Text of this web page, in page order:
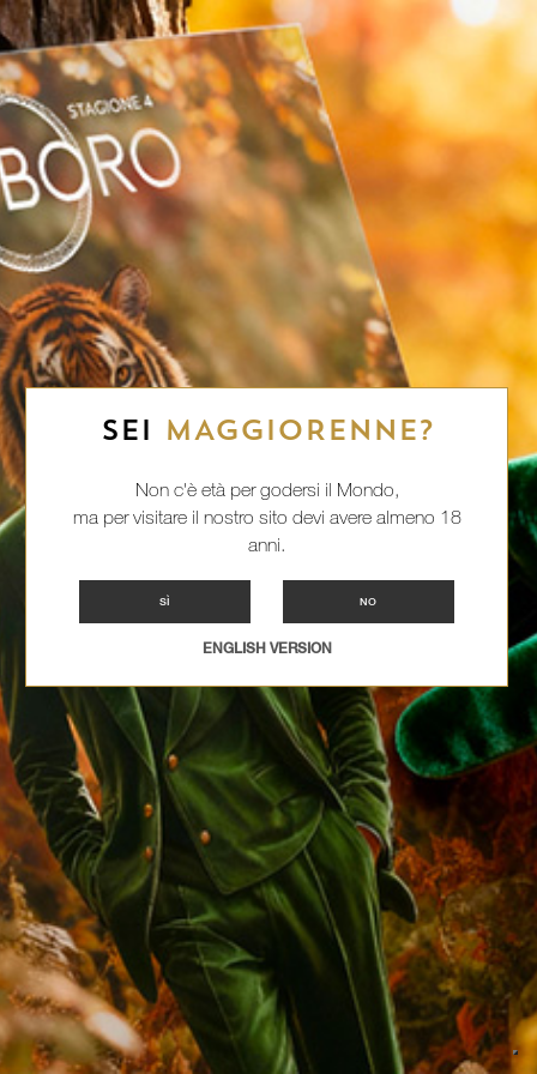
SEI MAGGIORENNE?
Non c'è età per godersi il Mondo,
ma per visitare il nostro sito devi avere almeno 18
anni.
SÌ NO
ENGLISH VERSION